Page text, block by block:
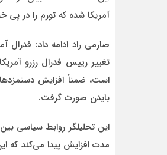
آمریکا شده که تورم را در پی
صارمی راد ادامه داد: فدرال
تغییر رییس فدرال رزرو
بایدن صورت گرفت.
این تحلیلگر روابط سیاسی
مدت افزایش پیدا می‌کند که